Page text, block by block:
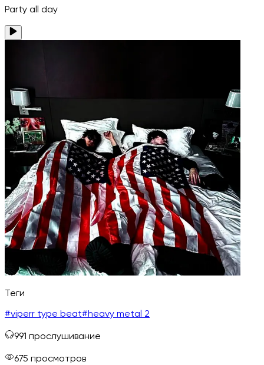
Party all day
Теги
#viperr type beat#heavy metal 2
991 прослушивание
675 просмотров